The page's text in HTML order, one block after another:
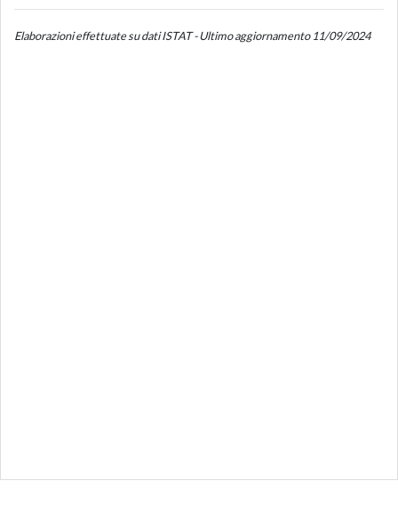
Elaborazioni effettuate su dati ISTAT - Ultimo aggiornamento 11/09/2024